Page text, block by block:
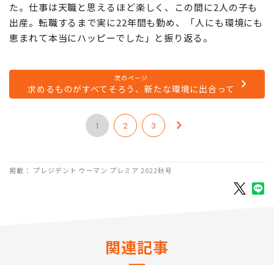
た。仕事は天職と思えるほど楽しく、この間に2人の子も
出産。転職するまで実に22年間も勤め、「人にも環境にも
恵まれて本当にハッピーでした」と振り返る。
次のページ
求めるものがすべてそろう、新たな環境に出合って
1 2 3
掲載： プレジデント ウーマン プレミア 2022秋号
関連記事